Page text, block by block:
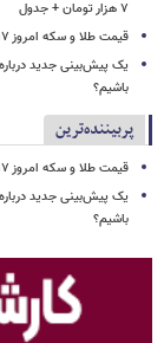
۷ هزار تومان + جدول
قیمت طلا و سکه امروز ۱۷ مردادماه ۱۴۰۵/ سکه میلیونی تغییر کرد + جدول
یک پیش‌بینی جدید
باشیم؟
پربیننده‌ترین
قیمت طلا و سکه امروز ۱۷ مردادماه ۱۴۰۵/ سکه میلیونی تغییر کرد + جدول
یک پیش‌بینی جدید
باشیم؟